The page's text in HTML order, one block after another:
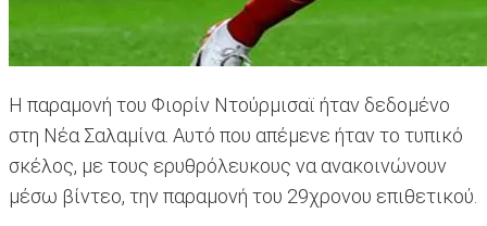
Η παραμονή του Φιορίν Ντούρμισαϊ ήταν δεδομένο
στη Νέα Σαλαμίνα. Αυτό που απέμενε ήταν το τυπικό
σκέλος, με τους ερυθρόλευκους να ανακοινώνουν
μέσω βίντεο, την παραμονή του 29χρονου επιθετικού.